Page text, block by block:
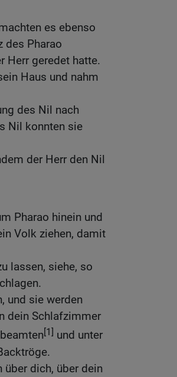
es ebenso
des Pharao
Herr geredet hatte.
Haus und nahm
des Nil nach
Nil konnten sie
der Herr den Nil
Pharao hinein und
Volk ziehen, damit
lassen, siehe, so
und sie werden
dein Schlafzimmer
[1] und unter
über dich, über dein